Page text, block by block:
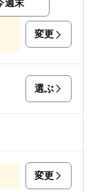
週末
変更
選ぶ
変更